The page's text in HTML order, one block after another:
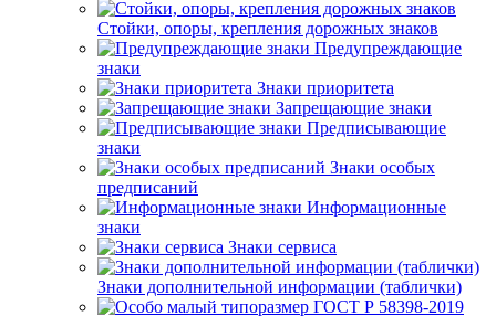
Стойки, опоры, крепления дорожных знаков
Предупреждающие
знаки
Знаки приоритета
Запрещающие знаки
Предписывающие
знаки
Знаки особых
предписаний
Информационные
знаки
Знаки сервиса
Знаки дополнительной информации (таблички)